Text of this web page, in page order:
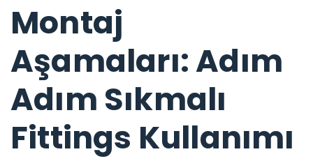
Montaj
Aşamaları: Adım
Adım Sıkmalı
Fittings Kullanımı